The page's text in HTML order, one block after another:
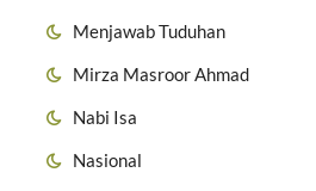
Menjawab Tuduhan
Mirza Masroor Ahmad
Nabi Isa
Nasional